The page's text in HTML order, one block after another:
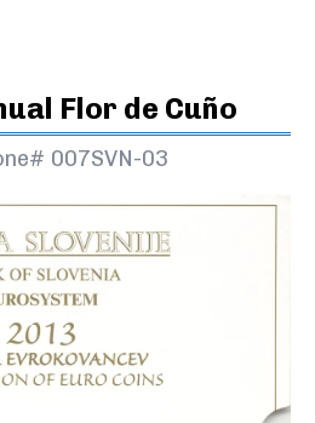
Flor de Cuño
007SVN-03